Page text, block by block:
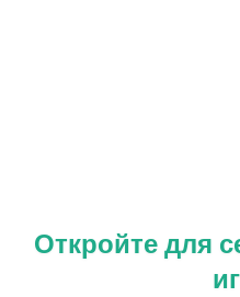
Откройте для